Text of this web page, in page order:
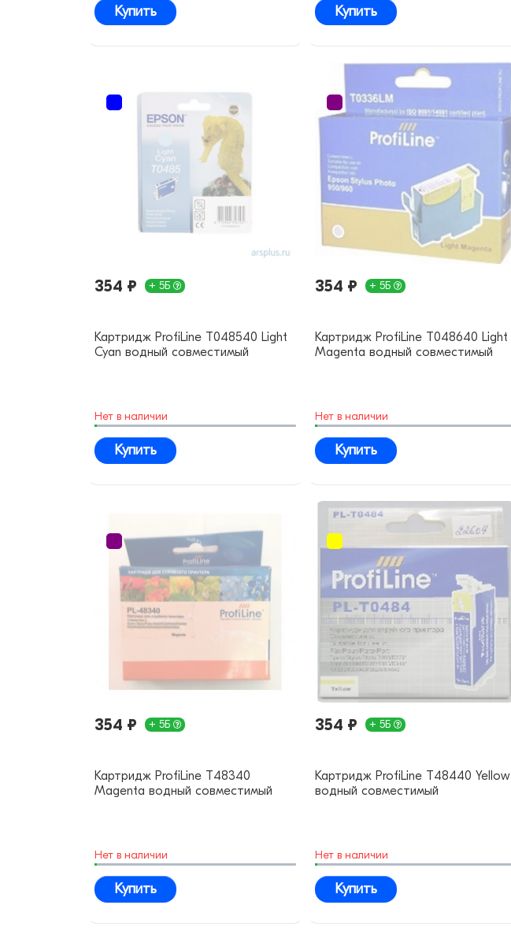
Купить Купить
354 ₽ + 5Б
Картридж ProfiLine T048540 Light
Cyan водный совместимый
Нет в наличии
Купить
354 ₽ + 5Б
Картридж ProfiLine T048640 Light
Magenta водный совместимый
Нет в наличии
Купить
354 ₽ + 5Б
Картридж ProfiLine T48340
Magenta водный совместимый
Нет в наличии
Купить
354 ₽ + 5Б
Картридж ProfiLine T48440 Yellow
водный совместимый
Нет в наличии
Купить